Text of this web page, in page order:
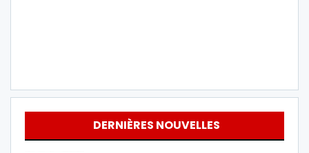
DERNIÈRES NOUVELLES